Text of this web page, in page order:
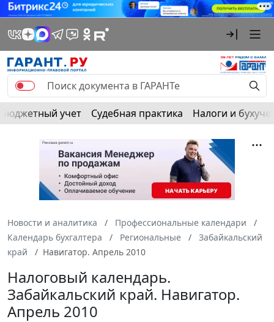
Бюджетный учет Судебная практика Налоги и
Новости и аналитика
Профессиональные календари
Календарь бухгалтера
Региональные
Забайкальский
край
Навигатор. Апрель 2010
Налоговый календарь.
Забайкальский край. Навигатор.
Апрель 2010